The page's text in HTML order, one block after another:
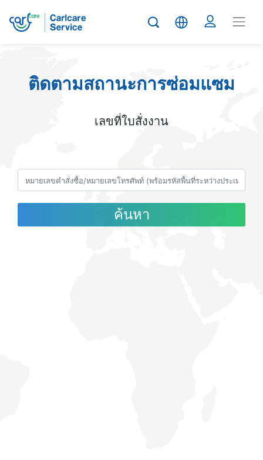
ติดตามสถานะการซ่อมแซม
เลขที่ใบสั่งงาน
ค้นหา